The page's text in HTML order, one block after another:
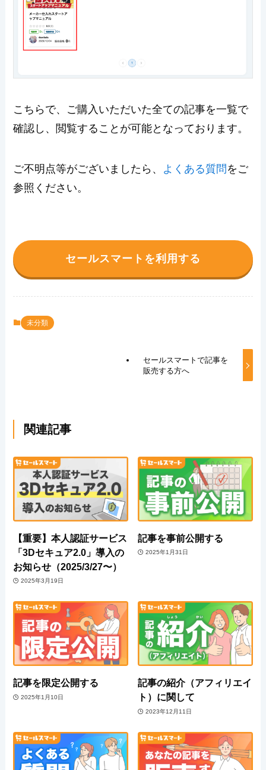
こちらで、ご購入いただいた全ての記事を一覧で
確認し、閲覧することが可能となっております。
ご不明点等がございましたら、 よくある質問 をご
参照ください。
セールスマートを利用する
未分類
セールスマートで記事を
販売する方へ
関連記事
【重要】本人認証サービス
「3Dセキュア2.0」導入の
お知らせ（2025/3/27〜）
2025年3月19日
記事を事前公開する
2025年1月31日
記事を限定公開する
2025年1月10日
記事の紹介（アフィリエイ
ト）に関して
2023年12月11日